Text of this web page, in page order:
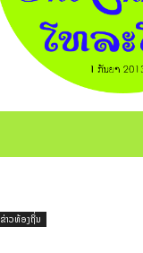
ຂ່າວທ້ອງຖິ່ນ